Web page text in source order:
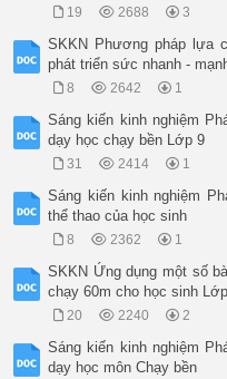
19 2688 3
SKKN Phương pháp lựa
phát triển sức nhanh -
8 2642 1
Sáng kiến kinh nghiệm
dạy học chạy bền Lớp 9
31 2414 1
Sáng kiến kinh nghiệm
thể thao của học sinh
8 2362 1
SKKN Ứng dụng một số
chạy 60m cho học sinh
20 2240 2
Sáng kiến kinh nghiệm
dạy học môn Chạy bền